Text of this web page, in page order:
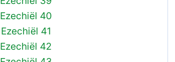
Ezechiël 40
Ezechiël 41
Ezechiël 42